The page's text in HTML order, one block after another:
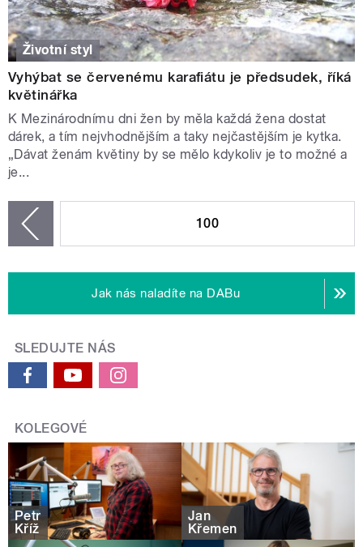
Životní styl
Vyhýbat se červenému karafiátu je předsudek, říká
květinářka
K Mezinárodnímu dni žen by měla každá žena dostat
dárek, a tím nejvhodnějším a taky nejčastějším je kytka.
„Dávat ženám květiny by se mělo kdykoliv je to možné a
je...
100
Jak nás naladíte na DABu
SLEDUJTE NÁS
KOLEGOVÉ
Petr
Kříž
Jan
Křemen